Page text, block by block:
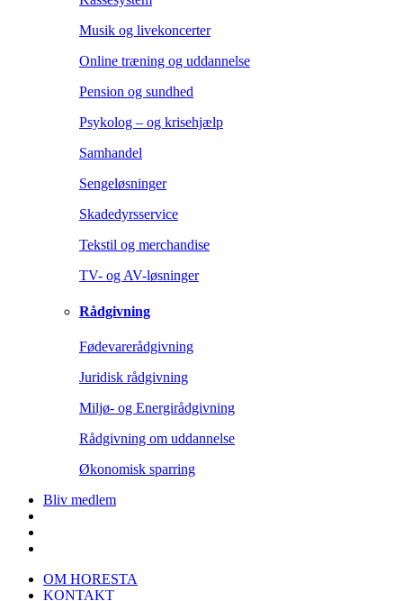
Musik og livekoncerter
Online træning og uddannelse
Pension og sundhed
Psykolog – og krisehjælp
Samhandel
Sengeløsninger
Skadedyrsservice
Tekstil og merchandise
TV- og AV-løsninger
Rådgivning
Fødevarerådgivning
Juridisk rådgivning
Miljø- og Energirådgivning
Rådgivning om uddannelse
Økonomisk sparring
Bliv medlem
OM HORESTA
KONTAKT